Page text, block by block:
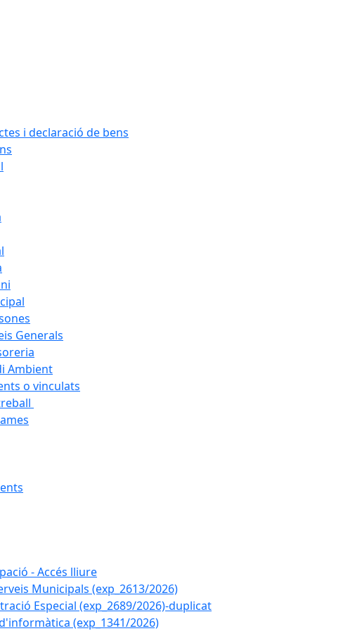
i declaració de bens
Generals
Ambient
o vinculats
- Accés lliure
Municipals (exp_2613/2026)
Especial (exp_2689/2026)-duplicat
(exp_1341/2026)